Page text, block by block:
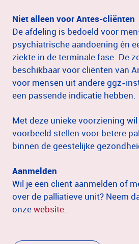
Niet alleen voor Antes-cliënten
De afdeling is bedoeld voor
psychiatrische aandoening én
ziekte in de terminale fase. De
beschikbaar voor cliënten van
voor mensen uit andere ggz-
een passende indicatie hebben.
Met deze unieke voorziening
voorbeeld stellen voor betere
binnen de geestelijke
Aanmelden
Wil je een client aanmelden of
over de palliatieve unit? Neem
onzewebsite.